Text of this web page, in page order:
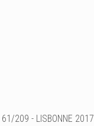
61/209 - LISBONNE 2017